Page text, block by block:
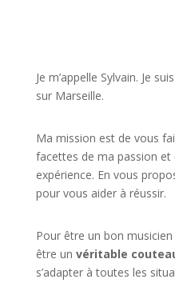
Je m’appelle Sylvain. Je
sur Marseille.
Ma mission est de vous
facettes de ma passion et
expérience. En vous
pour vous aider à réussir.
Pour être un bon
être un véritable
s’adapter à toutes les